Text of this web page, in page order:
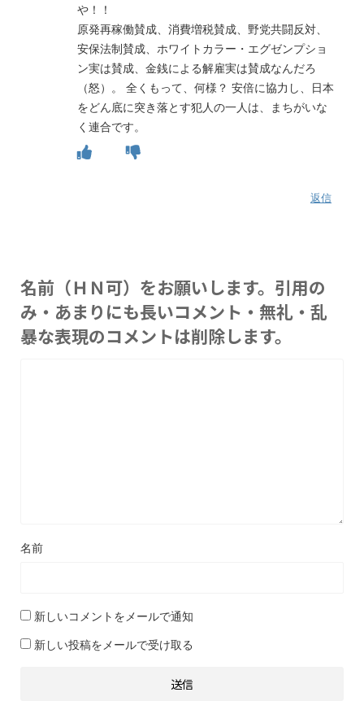
や！！
原発再稼働賛成、消費増税賛成、野党共闘反対、
安保法制賛成、ホワイトカラー・エグゼンプショ
ン実は賛成、金銭による解雇実は賛成なんだろ
（怒）。 全くもって、何様？ 安倍に協力し、日本
をどん底に突き落とす犯人の一人は、まちがいな
く連合です。
返信
名前（ＨＮ可）をお願いします。引用の
み・あまりにも長いコメント・無礼・乱
暴な表現のコメントは削除します。
名前
新しいコメントをメールで通知
新しい投稿をメールで受け取る